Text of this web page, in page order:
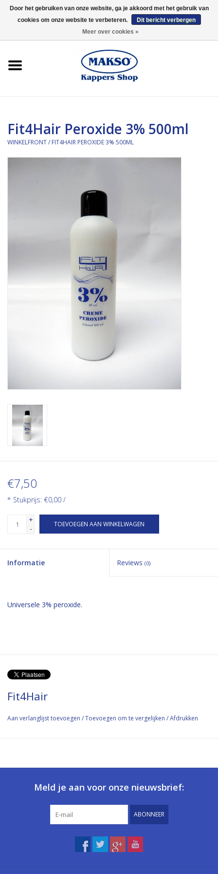
0 Artikelen - €0,00
Kaaral
360
Fit4Hair Peroxide 3% 500ml
WINKELFRONT/ FIT4HAIR PEROXIDE 3% 500ML
€7,50
* Stukprijs: €0,00 /
+
-
TOEVOEGEN AAN WINKELWAGEN
Informatie Reviews (0)
Universele 3% peroxide.
Fit4Hair
Aan verlanglijst toevoegen /Toevoegen om te vergelijken /Afdrukken
Meld je aan voor onze nieuwsbrief:
ABONNEER
Door het gebruiken van onze website, ga je akkoord met het gebruik van
cookies om onze website te verbeteren.
Dit bericht verbergen
Meer over cookies »